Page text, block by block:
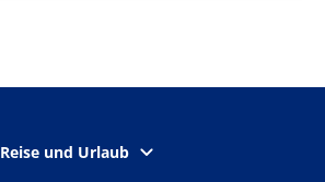
Reise und Urlaub